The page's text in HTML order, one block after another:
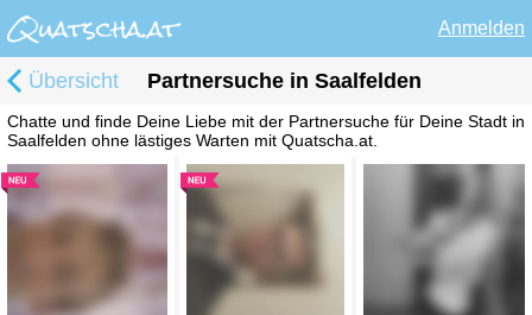
Anmelden
Übersicht Partnersuche in Saalfelden
Chatte und finde Deine Liebe mit der Partnersuche für Deine Stadt in
Saalfelden ohne lästiges Warten mit Quatscha.at.